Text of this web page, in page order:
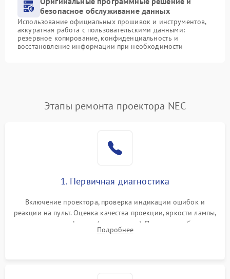
безопасное обслуживание данных
Использование официальных прошивок и инструментов,
аккуратная работа с пользовательскими данными:
резервное копирование, конфиденциальность и
восстановление информации при необходимости
Этапы ремонта проектора NEC
1. Первичная диагностика
Включение проектора, проверка индикации ошибок и
реакции на пульт. Оценка качества проекции, яркости лампы,
наличия артефактов (точки, пятна). Проверка работы
системы охлаждения по уровню шума вентиляторов.
Подробнее